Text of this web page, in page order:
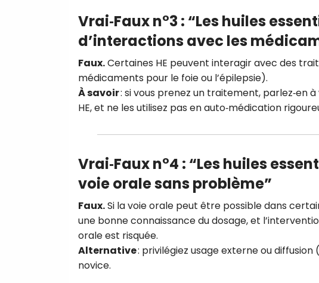
Vrai‑Faux n°3 : “Les huiles
d’interactions avec les
Faux.Certaines HE peuvent interagir avec des
médicaments pour le foie ou l’épilepsie).
À savoir: si vous prenez un traitement, parlez‑en
HE, et ne les utilisez pas en auto‑médication
Vrai‑Faux n°4 : “Les huiles
voie orale sans problème”
Faux.Si la voie orale peut être possible dans
une bonne connaissance du dosage, et
orale est risquée.
Alternative: privilégiez usage externe ou
novice.